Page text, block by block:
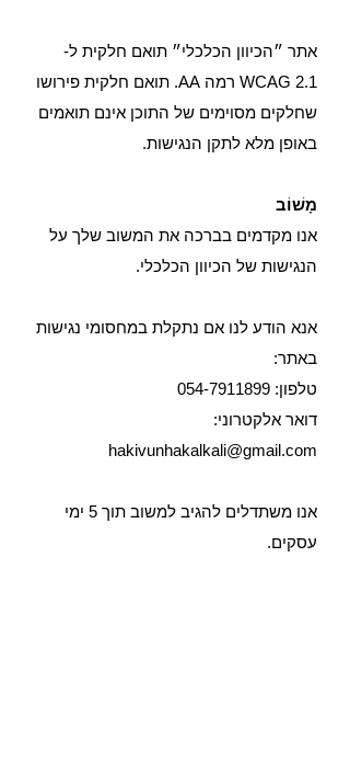
אתר ״הכיוון הכלכלי״ תואם חלקית ל-
WCAG 2.1 רמה AA. תואם חלקית פירושו
שחלקים מסוימים של התוכן אינם תואמים
באופן מלא לתקן הנגישות.
מָשׁוֹב
אנו מקדמים בברכה את המשוב שלך על
הנגישות של הכיוון הכלכלי.
אנא הודע לנו אם נתקלת במחסומי נגישות
באתר:
טלפון: 054-7911899
דואר אלקטרוני:
hakivunhakalkali@gmail.com
אנו משתדלים להגיב למשוב תוך 5 ימי
עסקים.